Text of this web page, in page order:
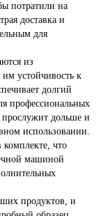
потратили на
доставка и
для
из
им устойчивость к
долгий
профессиональных
прослужит дольше и
использовании.
что
машиной
продуктов, и